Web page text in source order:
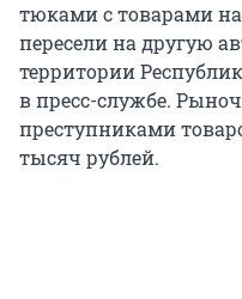
тюками с товарами
пересели на другую
территории
в пресс-службе.
преступниками
тысяч рублей.